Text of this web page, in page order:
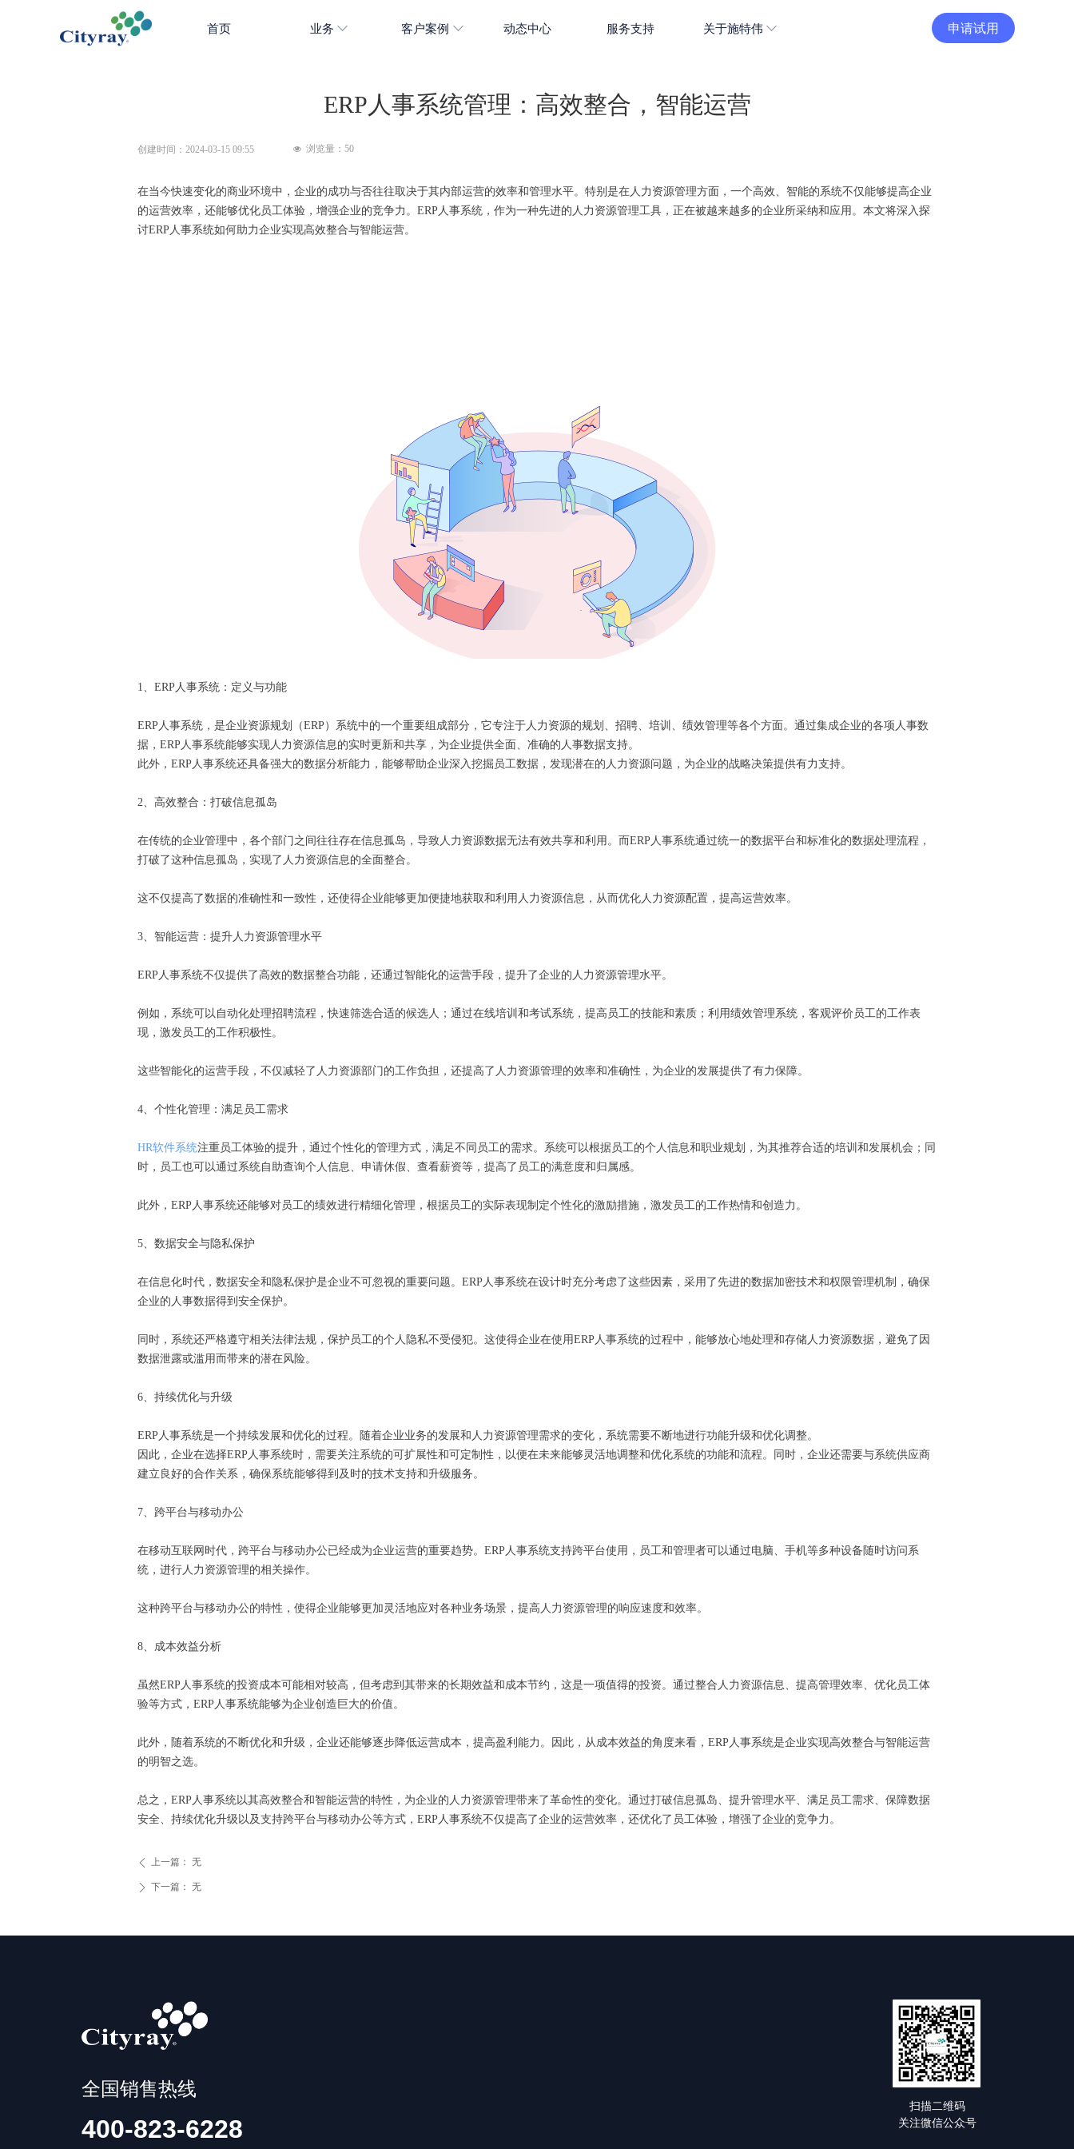
首页 业务 客户案例 动态中心 服务支持 关于施特伟 申请试用
ERP人事系统管理：高效整合，智能运营
在当今快速变化的商业环境中，企业的成功与否往往取决于其内部运营的效率和管理水平。特别是在人力资源管理方面，一个高效、智能的系统不仅能够提高企业
的运营效率，还能够优化员工体验，增强企业的竞争力。ERP人事系统，作为一种先进的人力资源管理工具，正在被越来越多的企业所采纳和应用。本文将深入探
讨ERP人事系统如何助力企业实现高效整合与智能运营。
1、ERP人事系统：定义与功能
ERP人事系统，是企业资源规划（ERP）系统中的一个重要组成部分，它专注于人力资源的规划、招聘、培训、绩效管理等各个方面。通过集成企业的各项人事数
据，ERP人事系统能够实现人力资源信息的实时更新和共享，为企业提供全面、准确的人事数据支持。
此外，ERP人事系统还具备强大的数据分析能力，能够帮助企业深入挖掘员工数据，发现潜在的人力资源问题，为企业的战略决策提供有力支持。
2、高效整合：打破信息孤岛
在传统的企业管理中，各个部门之间往往存在信息孤岛，导致人力资源数据无法有效共享和利用。而ERP人事系统通过统一的数据平台和标准化的数据处理流程，
打破了这种信息孤岛，实现了人力资源信息的全面整合。
这不仅提高了数据的准确性和一致性，还使得企业能够更加便捷地获取和利用人力资源信息，从而优化人力资源配置，提高运营效率。
3、智能运营：提升人力资源管理水平
ERP人事系统不仅提供了高效的数据整合功能，还通过智能化的运营手段，提升了企业的人力资源管理水平。
例如，系统可以自动化处理招聘流程，快速筛选合适的候选人；通过在线培训和考试系统，提高员工的技能和素质；利用绩效管理系统，客观评价员工的工作表
现，激发员工的工作积极性。
这些智能化的运营手段，不仅减轻了人力资源部门的工作负担，还提高了人力资源管理的效率和准确性，为企业的发展提供了有力保障。
4、个性化管理：满足员工需求
HR软件系统注重员工体验的提升，通过个性化的管理方式，满足不同员工的需求。系统可以根据员工的个人信息和职业规划，为其推荐合适的培训和发展机会；同
时，员工也可以通过系统自助查询个人信息、申请休假、查看薪资等，提高了员工的满意度和归属感。
此外，ERP人事系统还能够对员工的绩效进行精细化管理，根据员工的实际表现制定个性化的激励措施，激发员工的工作热情和创造力。
5、数据安全与隐私保护
在信息化时代，数据安全和隐私保护是企业不可忽视的重要问题。ERP人事系统在设计时充分考虑了这些因素，采用了先进的数据加密技术和权限管理机制，确保
企业的人事数据得到安全保护。
同时，系统还严格遵守相关法律法规，保护员工的个人隐私不受侵犯。这使得企业在使用ERP人事系统的过程中，能够放心地处理和存储人力资源数据，避免了因
数据泄露或滥用而带来的潜在风险。
6、持续优化与升级
ERP人事系统是一个持续发展和优化的过程。随着企业业务的发展和人力资源管理需求的变化，系统需要不断地进行功能升级和优化调整。
因此，企业在选择ERP人事系统时，需要关注系统的可扩展性和可定制性，以便在未来能够灵活地调整和优化系统的功能和流程。同时，企业还需要与系统供应商
建立良好的合作关系，确保系统能够得到及时的技术支持和升级服务。
7、跨平台与移动办公
在移动互联网时代，跨平台与移动办公已经成为企业运营的重要趋势。ERP人事系统支持跨平台使用，员工和管理者可以通过电脑、手机等多种设备随时访问系
统，进行人力资源管理的相关操作。
这种跨平台与移动办公的特性，使得企业能够更加灵活地应对各种业务场景，提高人力资源管理的响应速度和效率。
8、成本效益分析
虽然ERP人事系统的投资成本可能相对较高，但考虑到其带来的长期效益和成本节约，这是一项值得的投资。通过整合人力资源信息、提高管理效率、优化员工体
验等方式，ERP人事系统能够为企业创造巨大的价值。
此外，随着系统的不断优化和升级，企业还能够逐步降低运营成本，提高盈利能力。因此，从成本效益的角度来看，ERP人事系统是企业实现高效整合与智能运营
的明智之选。
总之，ERP人事系统以其高效整合和智能运营的特性，为企业的人力资源管理带来了革命性的变化。通过打破信息孤岛、提升管理水平、满足员工需求、保障数据
安全、持续优化升级以及支持跨平台与移动办公等方式，ERP人事系统不仅提高了企业的运营效率，还优化了员工体验，增强了企业的竞争力。
ꄴ 上一篇： 无
ꄲ 下一篇： 无
创建时间： 2024-03-15 09:55 넶 浏览量： 50
全国销售热线
扫描二维码
关注微信公众号
400-823-6228